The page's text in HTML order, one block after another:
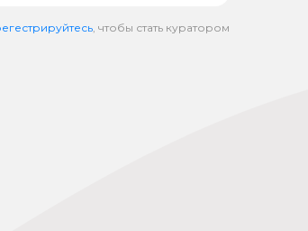
, чтобы стать куратором